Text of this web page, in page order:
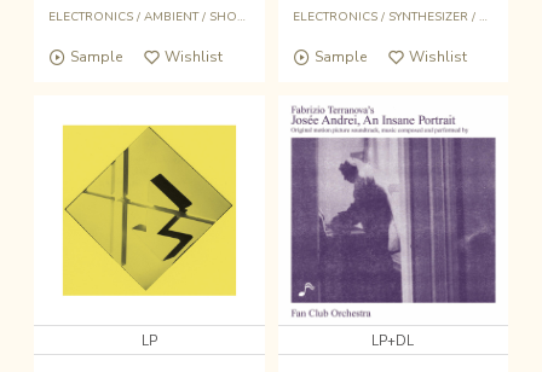
ELECTRONICS/ AMBIENT/ SHOEGAZER
Sample Wishlist
ELECTRONICS/ SYNTHESIZER / SPACE
Sample Wishlist
LP LP+DL